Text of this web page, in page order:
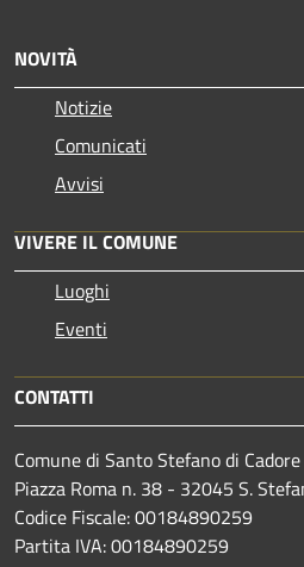
NOVITÀ
Notizie
Comunicati
Avvisi
VIVERE IL COMUNE
Luoghi
Eventi
CONTATTI
Comune di Santo Stefano di Cadore
Piazza Roma n. 38 - 32045 S.
Codice Fiscale: 00184890259
Partita IVA: 00184890259